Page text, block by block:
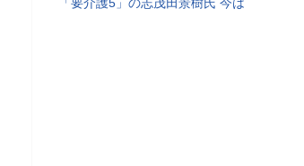
「要介護5」の志茂田景樹氏 今は